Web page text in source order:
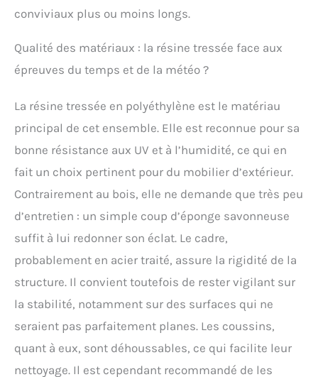
conviviaux plus ou moins longs.
Qualité des matériaux : la résine tressée face aux
épreuves du temps et de la météo ?
La résine tressée en polyéthylène est le matériau
principal de cet ensemble. Elle est reconnue pour sa
bonne résistance aux UV et à l’humidité, ce qui en
fait un choix pertinent pour du mobilier d’extérieur.
Contrairement au bois, elle ne demande que très peu
d’entretien : un simple coup d’éponge savonneuse
suffit à lui redonner son éclat. Le cadre,
probablement en acier traité, assure la rigidité de la
structure. Il convient toutefois de rester vigilant sur
la stabilité, notamment sur des surfaces qui ne
seraient pas parfaitement planes. Les coussins,
quant à eux, sont déhoussables, ce qui facilite leur
nettoyage. Il est cependant recommandé de les